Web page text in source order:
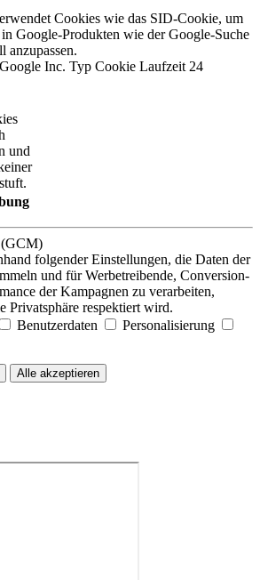
Cookies wie das SID-Cookie, um
Google-Produkten wie der Google-Suche
anzupassen.
Google Inc. Typ Cookie Laufzeit 24
und
(GCM)
folgender Einstellungen, die Daten der
und für Werbetreibende, Conversion-
der Kampagnen zu verarbeiten,
Privatsphäre respektiert wird.
Benutzerdaten
Personalisierung
Alle akzeptieren